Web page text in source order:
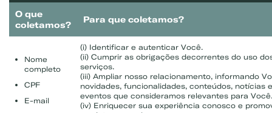
O que
coletamos?
Para que coletamos?
Nome
completo
CPF
E-mail
(i) Identificar e autenticar Você.
(ii) Cumprir as obrigações decorrentes do uso
serviços.
(iii) Ampliar nosso relacionamento, informando
novidades, funcionalidades, conteúdos, notícias
eventos que consideramos relevantes para Você.
(iv) Enriquecer sua experiência conosco e